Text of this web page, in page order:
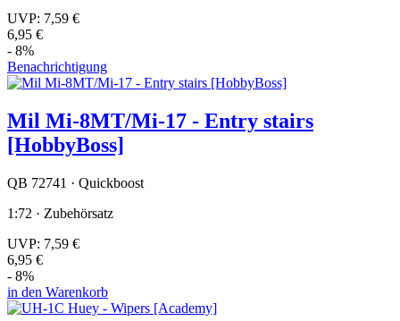
UVP: 7,59 €
6,95 €
- 8%
Benachrichtigung
Mil Mi-8MT/Mi-17 - Entry stairs
[HobbyBoss]
QB 72741 · Quickboost
1:72 · Zubehörsatz
UVP: 7,59 €
6,95 €
- 8%
in den Warenkorb